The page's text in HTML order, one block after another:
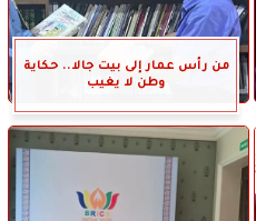
من رأس عمار إلى بيت جالا.. حكاية
وطن لا يغيب